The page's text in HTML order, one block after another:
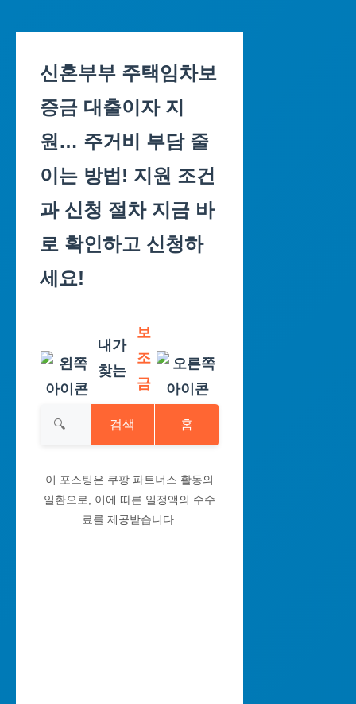
content
신혼부부 주택임차보
증금 대출이자 지
원… 주거비 부담 줄
이는 방법! 지원 조건
과 신청 절차 지금 바
로 확인하고 신청하
세요!
내가
찾는
보
조
금
검색 홈
이 포스팅은 쿠팡 파트너스 활동의
일환으로, 이에 따른 일정액의 수수
료를 제공받습니다.